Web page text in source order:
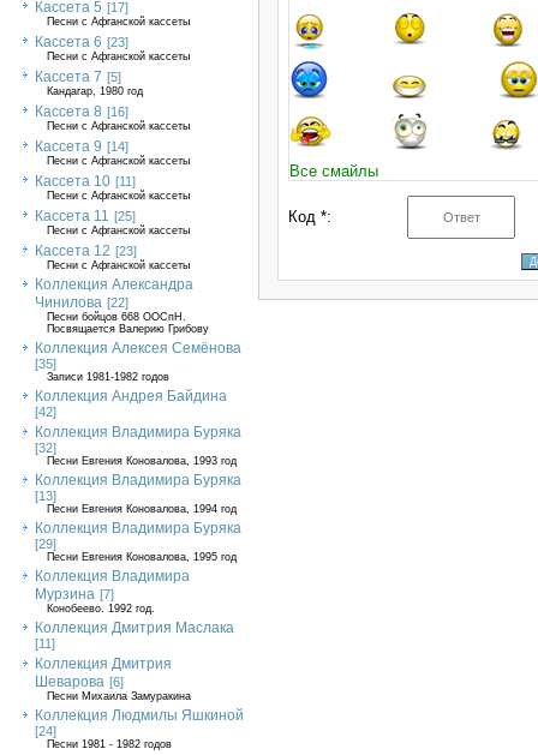
Кассета 5 [17]
Песни с Афганской кассеты
Кассета 6 [23]
Песни с Афганской кассеты
Кассета 7 [5]
Кандагар, 1980 год
Кассета 8 [16]
Песни с Афганской кассеты
Кассета 9 [14]
Песни с Афганской кассеты
Кассета 10 [11]
Песни с Афганской кассеты
Кассета 11 [25]
Песни с Афганской кассеты
Кассета 12 [23]
Песни с Афганской кассеты
Коллекция Александра
Чинилова [22]
Песни бойцов 668 ООСпН.
Посвящается Валерию Грибову
Коллекция Алексея Семёнова
[35]
Записи 1981-1982 годов
Коллекция Андрея Байдина
[42]
Коллекция Владимира Буряка
[32]
Песни Евгения Коновалова, 1993 год
Коллекция Владимира Буряка
[13]
Песни Евгения Коновалова, 1994 год
Коллекция Владимира Буряка
[29]
Песни Евгения Коновалова, 1995 год
Коллекция Владимира
Мурзина [7]
Конобеево. 1992 год.
Коллекция Дмитрия Маслака
[11]
Коллекция Дмитрия
Шеварова [6]
Песни Михаила Замуракина
Коллекция Людмилы Яшкиной
[24]
Песни 1981 - 1982 годов
Все смайлы
Код *: